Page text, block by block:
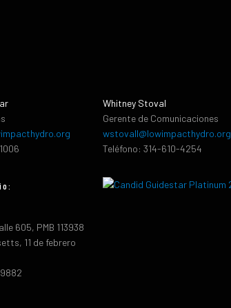
605, PMB 113938
11 de febrero
Whitney Stoval
Gerente de Comunicaciones
wstovall@lowimpacthydro.org
Teléfono: 314-610-4254